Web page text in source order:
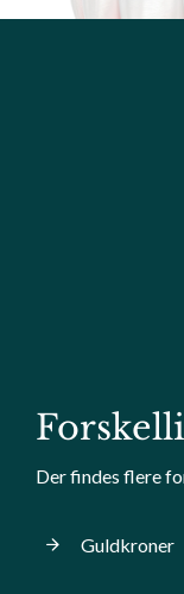
Der findes flere
Guldkroner